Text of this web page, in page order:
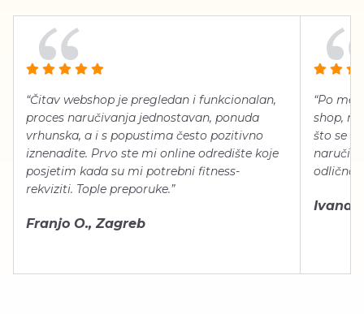
“Čitav webshop je pregledan i funkcionalan,
proces naručivanja jednostavan, ponuda
vrhunska, a i s popustima često pozitivno
iznenadite. Prvo ste mi online odredište koje
posjetim kada su mi potrebni fitness-
rekviziti. Tople preporuke.”
Franjo O., Zagreb
“Po
shop,
što se
naručiti,
odlično
Ivana